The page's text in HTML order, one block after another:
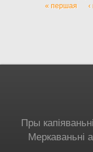
Старонкі
« першая
Пры
Меркаваньні